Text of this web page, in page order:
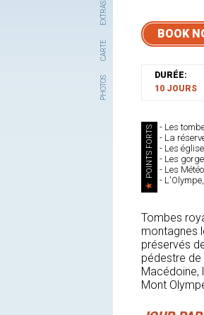
BOOK
DURÉE:
10 JOURS
POINTS FORTS
- Les
- La
- Les
- Les
- Les
-
Tombes
montagnes
préservés
pédestre de
Macédoine,
Mont
PHOTOS
CARTE
EXTRAS